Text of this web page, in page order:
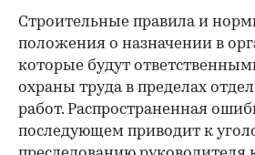
Строительные правила и
положения о назначении в
которые будут
охраны труда в пределах
работ. Распространенная
последующем приводит к